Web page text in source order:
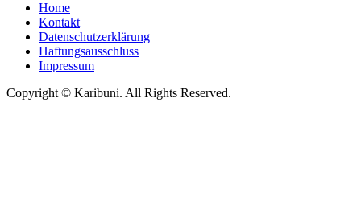
Home
Kontakt
Datenschutzerklärung
Haftungsausschluss
Impressum
Copyright © Karibuni. All Rights Reserved.